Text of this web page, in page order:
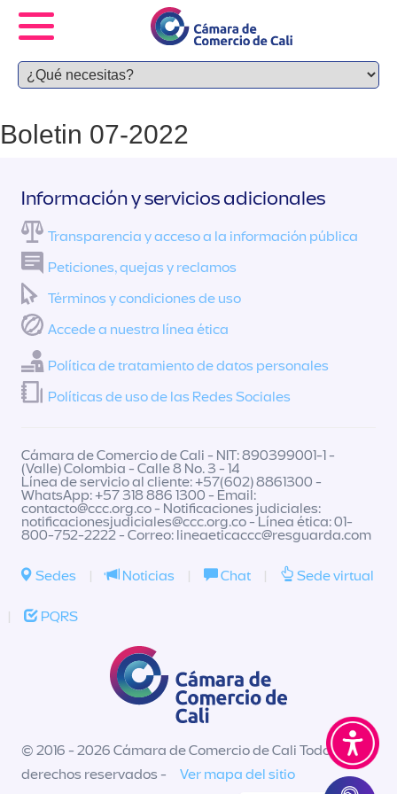
Boletin 07-2022
Información y servicios adicionales
Transparencia y acceso a la información pública
Peticiones, quejas y reclamos
Términos y condiciones de uso
Accede a nuestra línea ética
Política de tratamiento de datos personales
Políticas de uso de las Redes Sociales
Cámara de Comercio de Cali - NIT: 890399001-1 -
(Valle) Colombia - Calle 8 No. 3 - 14
Línea de servicio al cliente: +57(602) 8861300 -
WhatsApp: +57 318 886 1300 - Email:
contacto@ccc.org.co- Notificaciones judiciales:
notificacionesjudiciales@ccc.org.co- Línea ética: 01-
800-752-2222 - Correo: lineaeticaccc@resguarda.com
Sedes | Noticias | Chat | Sede virtual
| PQRS
© 2016 - 2026 Cámara de Comercio de Cali Todos los
derechos reservados -
Ver mapa del sitio